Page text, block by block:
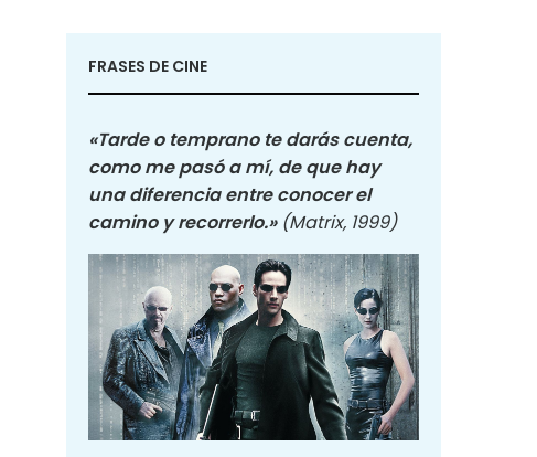
FRASES DE CINE
«Tarde o temprano te darás cuenta,
como me pasó a mí, de que hay
una diferencia entre conocer el
camino y recorrerlo.» (Matrix, 1999)